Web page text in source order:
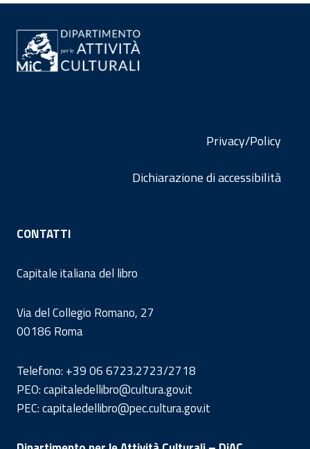
Privacy/Policy
Dichiarazione di accessibilità
CONTATTI
Capitale italiana del libro
Via del Collegio Romano, 27
00186 Roma
Telefono: +39 06 6723.2723/2718
PEO: capitaledellibro@cultura.gov.it
PEC: capitaledellibro@pec.cultura.gov.it